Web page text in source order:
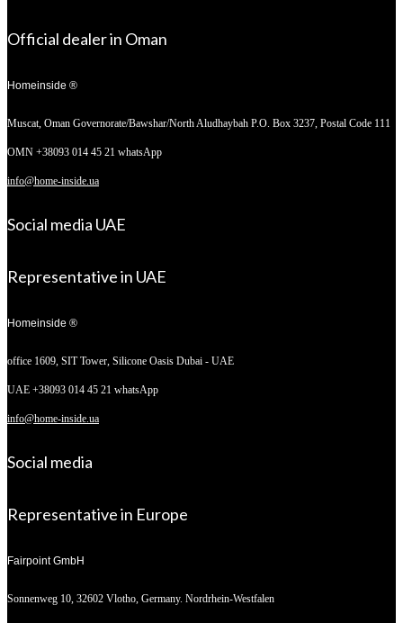
Official dealer in Oman
Homeinside ®
Muscat, Oman Governorate/Bawshar/North Aludhaybah P.O. Box 3237, Postal Code 111
OMN +38093 014 45 21 whatsApp
info@home-inside.ua
Social media UAE
Representative in UAE
Homeinside ®
office 1609, SIT Tower, Silicone Oasis Dubai - UAE
UAE +38093 014 45 21 whatsApp
info@home-inside.ua
Social media
Representative in Europe
Fairpoint GmbH
Sonnenweg 10, 32602 Vlotho, Germany. Nordrhein-Westfalen